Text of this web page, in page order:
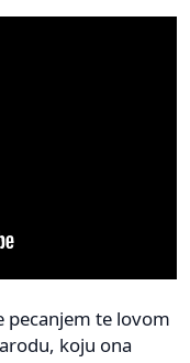
pecanjem te lovom
koju ona